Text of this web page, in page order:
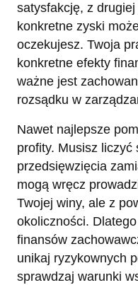
satysfakcję, z
konkretne zyski
oczekujesz. Twoja
konkretne efekty
ważne jest
rozsądku w
Nawet najlepsze
profity. Musisz
przedsięwzięcia
mogą wręcz
Twojej winy, ale z
okoliczności.
finansów
unikaj ryzykownych
sprawdzaj warunki